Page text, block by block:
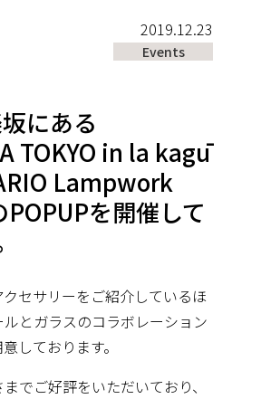
2019.12.23
Events
にある
TOKYO in la kagū
Lampwork
を開催して
セサリーをご紹介しているほ
とガラスのコラボレーション
してお ります。
でご好評をいただいており、